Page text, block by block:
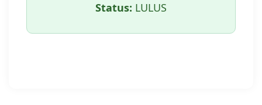
Status: LULUS